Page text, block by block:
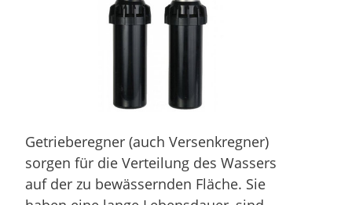
Getrieberegner (auch Versenkregner)
sorgen für die Verteilung des Wassers
auf der zu bewässernden Fläche. Sie